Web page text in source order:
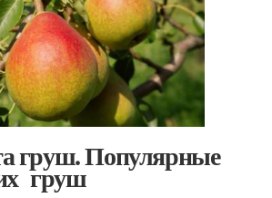
груш. Популярные
груш